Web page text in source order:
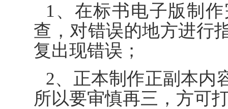
1、在标书电子版制
查，对错误的地方进行
复出现错误；
2、正本制作正副本内
所以要审慎再三，方可